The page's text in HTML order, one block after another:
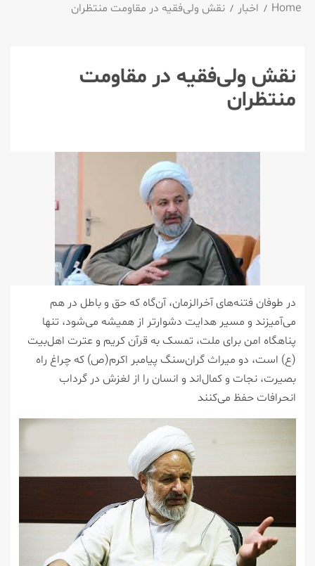
Home اخبار نقش ولی‌فقیه در مقاومت منتظران
نقش ولی‌فقیه در مقاومت
منتظران
در طوفان فتنه‌های آخرالزمان، آن‌گاه که حق و باطل در هم
می‌آمیزند و مسیر هدایت دشوارتر از همیشه می‌شود، تنها
پناهگاه امن برای ملت، تمسک به قرآن کریم و عترت اهل‌بیت
(ع) است، دو میراث گران‌سنگ پیامبر اکرم(ص) که چراغ راه
بصیرت، نجات و کمال‌اند و انسان را از لغزش در گرداب
انحرافات حفظ می‌کنند